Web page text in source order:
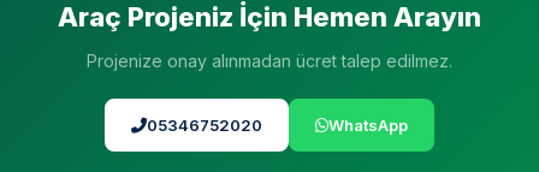
Araç Projeniz İçin Hemen Arayın
Projenize onay alınmadan ücret talep edilmez.
05346752020 WhatsApp